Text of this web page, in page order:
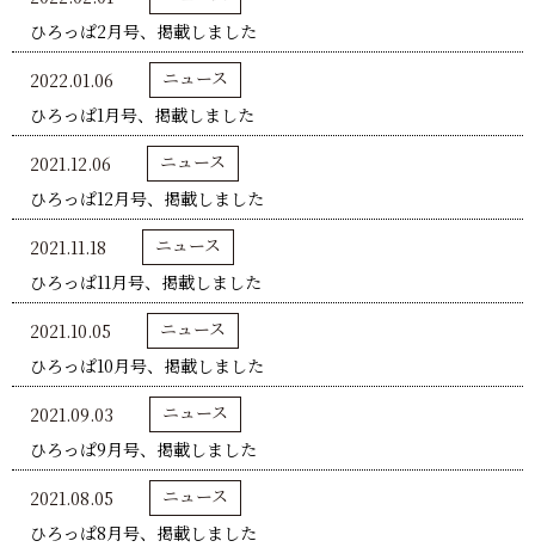
ひろっぱ2月号、掲載しました
2022.01.06
ニュース
ひろっぱ1月号、掲載しました
2021.12.06
ニュース
ひろっぱ12月号、掲載しました
2021.11.18
ニュース
ひろっぱ11月号、掲載しました
2021.10.05
ニュース
ひろっぱ10月号、掲載しました
2021.09.03
ニュース
ひろっぱ9月号、掲載しました
2021.08.05
ニュース
ひろっぱ8月号、掲載しました